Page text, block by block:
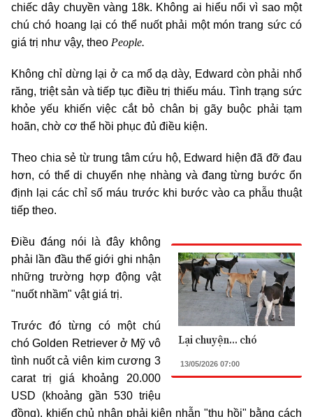
chiếc dây chuyền vàng 18k. Không ai hiểu nổi vì sao một
chú chó hoang lại có thể nuốt phải một món trang sức có
giá trị như vậy, theo People.
Không chỉ dừng lại ở ca mổ dạ dày, Edward còn phải nhổ
răng, triệt sản và tiếp tục điều trị thiếu máu. Tình trạng sức
khỏe yếu khiến việc cắt bỏ chân bị gãy buộc phải tạm
hoãn, chờ cơ thể hồi phục đủ điều kiện.
Theo chia sẻ từ trung tâm cứu hộ, Edward hiện đã đỡ đau
hơn, có thể di chuyển nhẹ nhàng và đang từng bước ổn
định lại các chỉ số máu trước khi bước vào ca phẫu thuật
tiếp theo.
Lại chuyện... chó
13/05/2026 07:00
Điều đáng nói là đây không
phải lần đầu thế giới ghi nhận
những trường hợp động vật
"nuốt nhầm" vật giá trị.
Trước đó từng có một chú
chó Golden Retriever ở Mỹ vô
tình nuốt cả viên kim cương 3
carat trị giá khoảng 20.000
USD (khoảng gần 530 triệu
đồng), khiến chủ nhân phải kiên nhẫn "thu hồi" bằng cách